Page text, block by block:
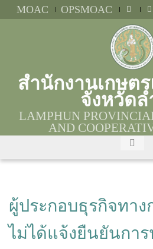
MOAC OPSMOAC
สำนักงานเกษต
จังหวัด
LAMPHUN
AND
ผู้ประกอบธุรกิจทาง
ไม่ได้แจ้งยืนยันกา